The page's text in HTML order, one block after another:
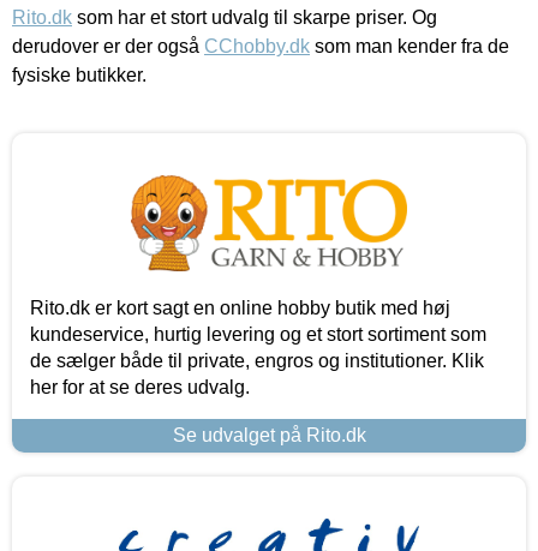
Rito.dk som har et stort udvalg til skarpe priser. Og
derudover er der også CChobby.dk som man kender fra de
fysiske butikker.
Rito.dk er kort sagt en online hobby butik med høj
kundeservice, hurtig levering og et stort sortiment som
de sælger både til private, engros og institutioner. Klik
her for at se deres udvalg.
Se udvalget på Rito.dk